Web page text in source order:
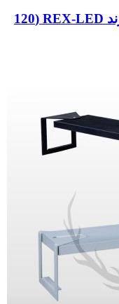
نور آکواریوم گیاهی مدل DM408 برند REX-LED (120